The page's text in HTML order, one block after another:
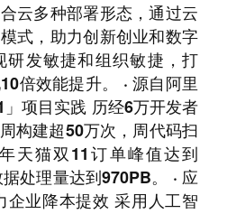
云多种部署形态，通过云
式，助力创新创业和数字
研发敏捷和组织敏捷，打
倍效能提升。 · 源自阿里
项目实践 历经6万开发者
构建超50万次，周代码扫
天猫双11订单峰值达到
处理量达到970PB。 · 应
企业降本提效 采用人工智